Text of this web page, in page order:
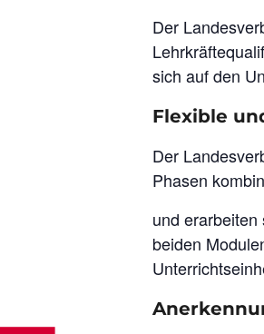
Der
sich auf den
Flexible
Der
Phasen
und
beiden